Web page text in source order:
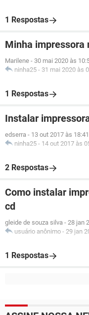
1 Respostas
Minha impressora
Marilene - 30 mai 2020 às
ninha25 - 31 mai 2020 às
1 Respostas
Instalar
edserra - 13 out 2017 às 18:41
ninha25 - 14 out 2017 às
2 Respostas
Como instalar
cd
gleide de souza silva - 28 jan
usuário anônimo - 29 jan
1 Respostas